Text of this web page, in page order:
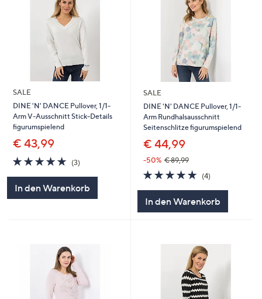
SALE
DINE 'N' DANCE Pullover, 1/1-
Arm V-Ausschnitt Stick-Details
figurumspielend
€ 43,99
5.0
von
(3)3
In den Warenkorb
SALE
DINE 'N' DANCE Pullover, 1/1-
Arm Rundhalsausschnitt
Seitenschlitze figurumspielend
€ 44,99
-50% € 89,99
5.0
von
(4)4
In den Warenkorb